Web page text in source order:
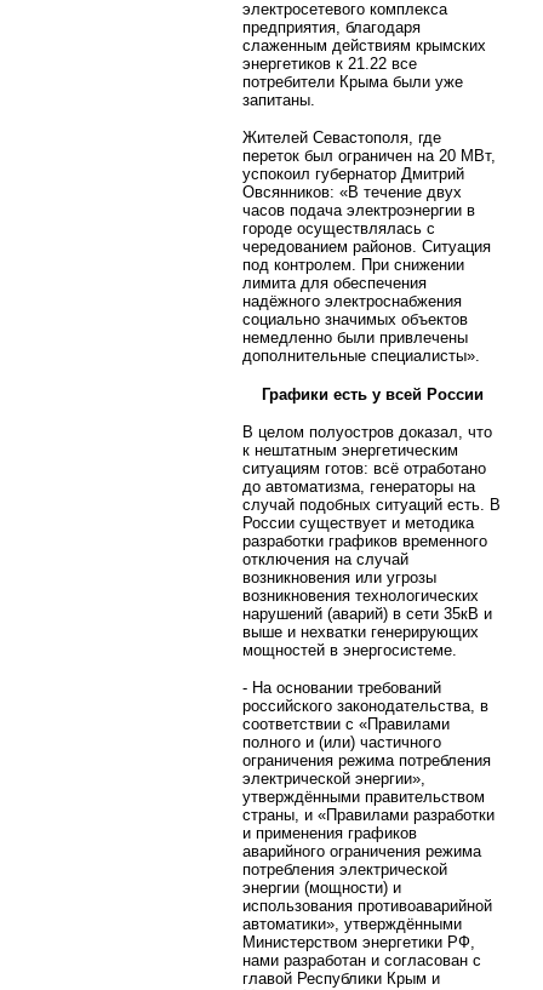
электросетевого комплекса
предприятия, благодаря
слаженным действиям крымских
энергетиков к 21.22 все
потребители Крыма были уже
запитаны.
Жителей Севастополя, где
переток был ограничен на 20 МВт,
успокоил губернатор Дмитрий
Овсянников: «В течение двух
часов подача электроэнергии в
городе осуществлялась с
чередованием районов. Ситуация
под контролем. При снижении
лимита для обеспечения
надёжного электроснабжения
социально значимых объектов
немедленно были привлечены
дополнительные специалисты».
Графики есть у всей России
В целом полуостров доказал, что
к нештатным энергетическим
ситуациям готов: всё отработано
до автоматизма, генераторы на
случай подобных ситуаций есть. В
России существует и методика
разработки графиков временного
отключения на случай
возникновения или угрозы
возникновения технологических
нарушений (аварий) в сети 35кВ и
выше и нехватки генерирующих
мощностей в энергосистеме.
- На основании требований
российского законодательства, в
соответствии с «Правилами
полного и (или) частичного
ограничения режима потребления
электрической энергии»,
утверждёнными правительством
страны, и «Правилами разработки
и применения графиков
аварийного ограничения режима
потребления электрической
энергии (мощности) и
использования противоаварийной
автоматики», утверждёнными
Министерством энергетики РФ,
нами разработан и согласован с
главой Республики Крым и